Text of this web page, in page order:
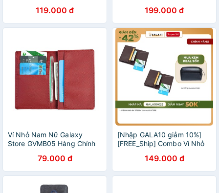
GVMB03 GVMB04
119.000 đ 199.000 đ
Ví Nhỏ Nam Nữ Galaxy
Store GVMB05 Hàng Chính
79.000 đ
[Nhập GALA10 giảm 10%]
[FREE_Ship] Combo Ví Nhỏ
tất cả loại thẻ (Nâu)
149.000 đ